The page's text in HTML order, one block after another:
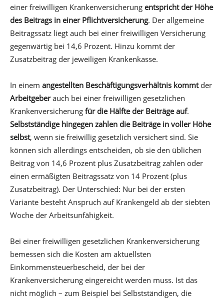
einer freiwilligen Krankenversicherung entspricht der Höhe
des Beitrags in einer Pflichtversicherung. Der allgemeine
Beitragssatz liegt auch bei einer freiwilligen Versicherung
gegenwärtig bei 14,6 Prozent. Hinzu kommt der
Zusatzbeitrag der jeweiligen Krankenkasse.
In einem angestellten Beschäftigungsverhältnis kommtder
Arbeitgeberauch bei einer freiwilligen gesetzlichen
Krankenversicherung für die Hälfte der Beiträge auf.
Selbstständige hingegen zahlen die Beiträge in voller Höhe
selbst, wenn sie freiwillig gesetzlich versichert sind. Sie
können sich allerdings entscheiden, ob sie den üblichen
Beitrag von 14,6 Prozent plus Zusatzbeitrag zahlen oder
einen ermäßigten Beitragssatz von 14 Prozent (plus
Zusatzbeitrag). Der Unterschied: Nur bei der ersten
Variante besteht Anspruch auf Krankengeld ab der siebten
Woche der Arbeitsunfähigkeit.
Bei einer freiwilligen gesetzlichen Krankenversicherung
bemessen sich die Kosten am aktuellsten
Einkommensteuerbescheid, der bei der
Krankenversicherung eingereicht werden muss. Ist das
nicht möglich – zum Beispiel bei Selbstständigen, die